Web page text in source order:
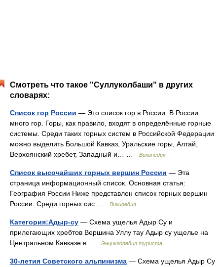
Смотреть что такое "Суллуколбаши" в других
словарях:
Список гор России — Это список гор в России. В России
много гор. Горы, как правило, входят в определённые горные
системы. Среди таких горных систем в Российской Федерации
можно выделить Большой Кавказ, Уральские горы, Алтай,
Верхоянский хребет, Западный и… …
Википедия
Список высочайших горных вершин России — Эта
страница информационный список. Основная статья:
География России Ниже представлен список горных вершин
России. Среди горных сис …
Википедия
Категория:Адыр-су — Схема ущелья Адыр Су и
прилегающих хребтов Вершина Уллу тау Адыр су ущелье на
Центральном Кавказе в …
Энциклопедия туриста
30-летия Советского альпинизма — Схема ущелья Адыр Су